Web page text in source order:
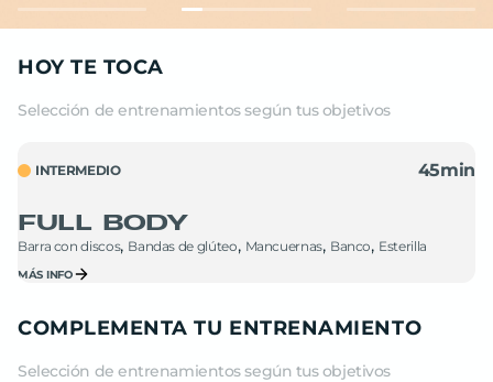
HOY TE TOCA
Selección de entrenamientos según tus objetivos
#PLANESVERANO SEM6
EMPEZAR ENTRENO
INTERMEDIO 45min
FULL BODY
Barra con discos Bandas de glúteo Mancuernas Banco Esterilla
MÁS INFO
COMPLEMENTA TU ENTRENAMIENTO
Selección de entrenamientos según tus objetivos